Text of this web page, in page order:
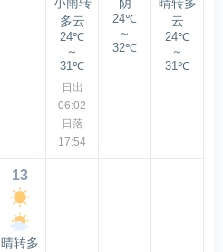
多云
24℃
～
31℃
日出
06:02
日落
17:54
24℃
～
32℃
云
24℃
～
31℃
13
晴转多